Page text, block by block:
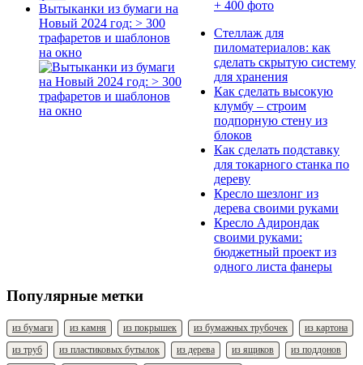
Вытыканки из бумаги на
Новый 2024 год: > 300
трафаретов и шаблонов
на окно
Стеллаж для
пиломатериалов: как
сделать скрытую систему
для хранения
Как сделать высокую
клумбу – строим
подпорную стену из
блоков
Как сделать подставку
для токарного станка по
дереву
Кресло шезлонг из
дерева своими руками
Кресло Адирондак
своими руками:
бюджетный проект из
одного листа фанеры
Популярные метки
из бумаги из камня из покрышек из бумажных трубочек
из картона
из труб
из пластиковых бутылок из дерева из ящиков из поддонов